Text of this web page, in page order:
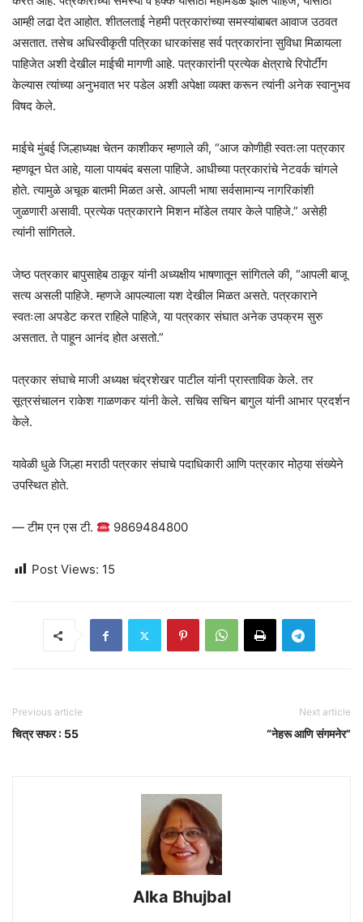
आम्ही लढा देत आहोत. शीतलताई नेहमी पत्रकारांच्या समस्यांबाबत आवाज उठवत
असतात. तसेच अधिस्वीकृती पत्रिका धारकांसह सर्व पत्रकारांना सुविधा मिळायला
पाहिजेत अशी देखील माईची मागणी आहे. पत्रकारांनी प्रत्येक क्षेत्राचे रिपोर्टींग
केल्यास त्यांच्या अनुभवात भर पडेल अशी अपेक्षा व्यक्त करून त्यांनी अनेक स्वानुभव
विषद केले.
माईचे मुंबई जिल्हाध्यक्ष चेतन काशीकर म्हणाले की, “आज कोणीही स्वतःला पत्रकार
म्हणवून घेत आहे, याला पायबंद बसला पाहिजे. आधीच्या पत्रकारांचे नेटवर्क चांगले
होते. त्यामुळे अचूक बातमी मिळत असे. आपली भाषा सर्वसामान्य नागरिकांशी
जुळणारी असावी. प्रत्येक पत्रकाराने मिशन मॉडेल तयार केले पाहिजे.” असेही
त्यांनी सांगितले.
जेष्ठ पत्रकार बापुसाहेब ठाकूर यांनी अध्यक्षीय भाषणातून सांगितले की, “आपली बाजू
सत्य असली पाहिजे. म्हणजे आपल्याला यश देखील मिळत असते. पत्रकाराने
स्वतःला अपडेट करत राहिले पाहिजे, या पत्रकार संघात अनेक उपक्रम सुरु
असतात. ते पाहून आनंद होत असतो.”
पत्रकार संघाचे माजी अध्यक्ष चंद्रशेखर पाटील यांनी प्रास्ताविक केले. तर
सूत्रसंचालन राकेश गाळणकर यांनी केले. सचिव सचिन बागुल यांनी आभार प्रदर्शन
केले.
यावेळी धुळे जिल्हा मराठी पत्रकार संघाचे पदाधिकारी आणि पत्रकार मोठ्या संख्येने
उपस्थित होते.
— टीम एन एस टी. 9869484800
Post Views: 15
Previous article
चित्र सफर : 55
Next article
“नेहरू आणि संगमनेर”
Alka Bhujbal